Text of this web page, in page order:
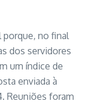
no final
dos servidores
um índice de
enviada à
Reuniões foram